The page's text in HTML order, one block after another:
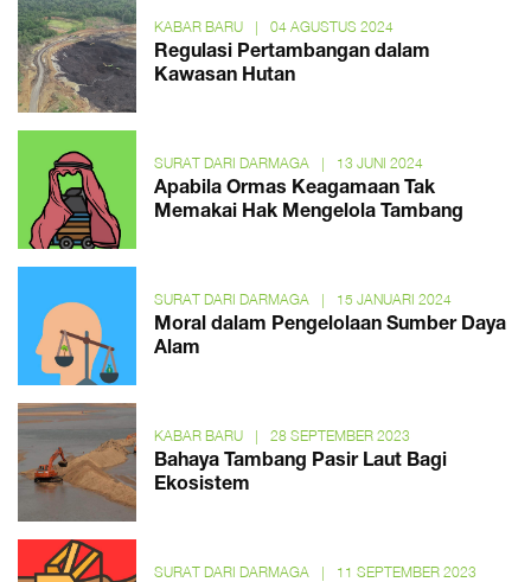
KABAR BARU | 04 AGUSTUS 2024
Regulasi Pertambangan dalam
Kawasan Hutan
SURAT DARI DARMAGA | 13 JUNI 2024
Apabila Ormas Keagamaan Tak
Memakai Hak Mengelola Tambang
SURAT DARI DARMAGA | 15 JANUARI 2024
Moral dalam Pengelolaan Sumber Daya
Alam
KABAR BARU | 28 SEPTEMBER 2023
Bahaya Tambang Pasir Laut Bagi
Ekosistem
SURAT DARI DARMAGA | 11 SEPTEMBER 2023